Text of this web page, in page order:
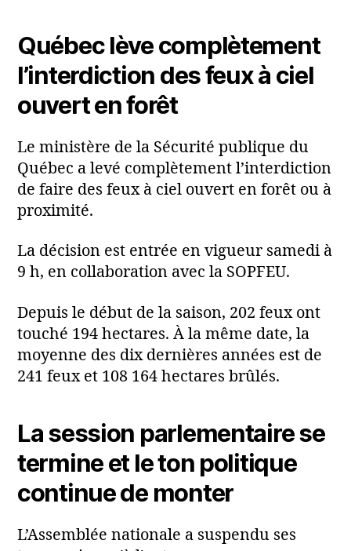
Québec lève complètement
l’interdiction des feux à ciel
ouvert en forêt
Le ministère de la Sécurité publique du
Québec a levé complètement l’interdiction
de faire des feux à ciel ouvert en forêt ou à
proximité.
La décision est entrée en vigueur samedi à
9 h, en collaboration avec la SOPFEU.
Depuis le début de la saison, 202 feux ont
touché 194 hectares. À la même date, la
moyenne des dix dernières années est de
241 feux et 108 164 hectares brûlés.
La session parlementaire se
termine et le ton politique
continue de monter
L’Assemblée nationale a suspendu ses